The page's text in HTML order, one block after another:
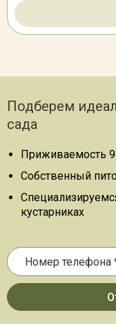
Подберем
сада
Приживаемость
Собственный
кустарниках